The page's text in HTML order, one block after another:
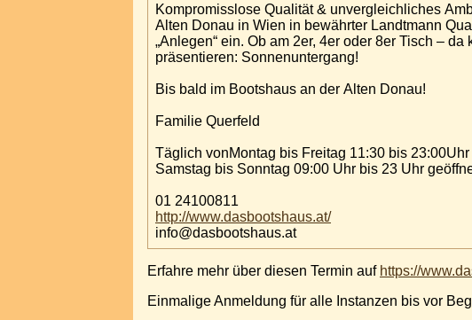
Kompromisslose Qualität & unvergleichliches
Alten Donau in Wien in bewährter Landtmann
„Anlegen“ ein. Ob am 2er, 4er oder 8er Tisch –
präsentieren: Sonnenuntergang!
Bis bald im Bootshaus an der Alten Donau!
Familie Querfeld
Täglich vonMontag bis Freitag 11:30
Samstag bis Sonntag 09:00 Uhr bis 23 Uhr
01 24100811
http://www.dasbootshaus.at/
info@dasbootshaus.at
Erfahre mehr über diesen Termin auf https://
Einmalige Anmeldung für alle Instanzen bis vor